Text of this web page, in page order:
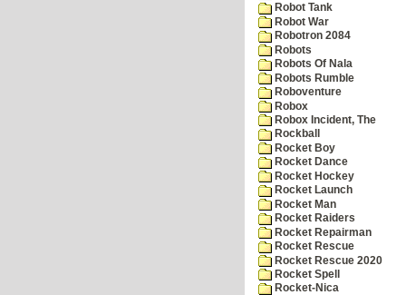
Robot Tank
Robot War
Robotron 2084
Robots
Robots Of Nala
Robots Rumble
Roboventure
Robox
Robox Incident, The
Rockball
Rocket Boy
Rocket Dance
Rocket Hockey
Rocket Launch
Rocket Man
Rocket Raiders
Rocket Repairman
Rocket Rescue
Rocket Rescue 2020
Rocket Spell
Rocket-Nica